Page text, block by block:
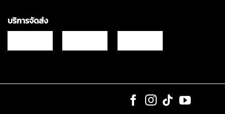
บริการจัดส่ง